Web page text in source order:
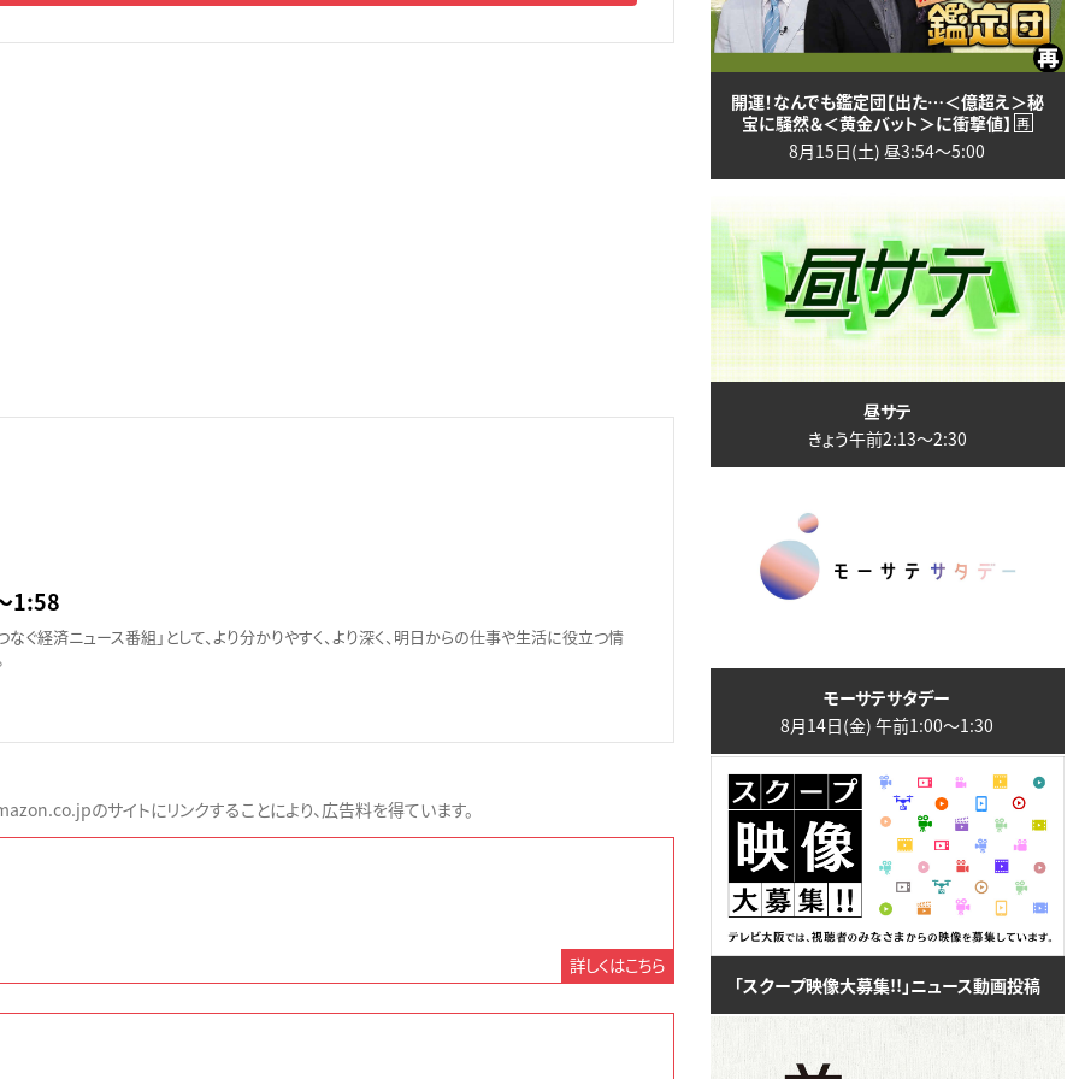
1:58
なぐ経済ニュース番組」として、より分かりやすく、より深く、明日からの仕事や生活に役立つ情
のサイトにリンクすることにより、広告料を得ています。
詳しくはこちら
開運！なんでも鑑定団【出た…＜億超え＞秘
宝に騒然＆＜黄金バット＞に衝撃値】 再
8月15日(土) 昼3:54〜5:00
昼サテ
きょう午前2:13〜2:30
モーサテサタデー
8月14日(金) 午前1:00〜1:30
「スクープ映像大募集!!」ニュース動画投稿